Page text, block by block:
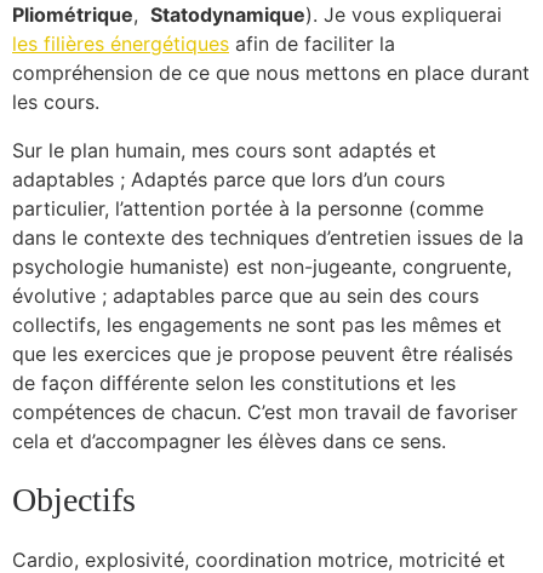
Pliométrique, Statodynamique). Je vous expliquerai
les filières énergétiques afin de faciliter la
compréhension de ce que nous mettons en place durant
les cours.
Sur le plan humain, mes cours sont adaptés et
adaptables ; Adaptés parce que lors d’un cours
particulier, l’attention portée à la personne (comme
dans le contexte des techniques d’entretien issues de la
psychologie humaniste) est non-jugeante, congruente,
évolutive ; adaptables parce que au sein des cours
collectifs, les engagements ne sont pas les mêmes et
que les exercices que je propose peuvent être réalisés
de façon différente selon les constitutions et les
compétences de chacun. C’est mon travail de favoriser
cela et d’accompagner les élèves dans ce sens.
Objectifs
Cardio, explosivité, coordination motrice, motricité et